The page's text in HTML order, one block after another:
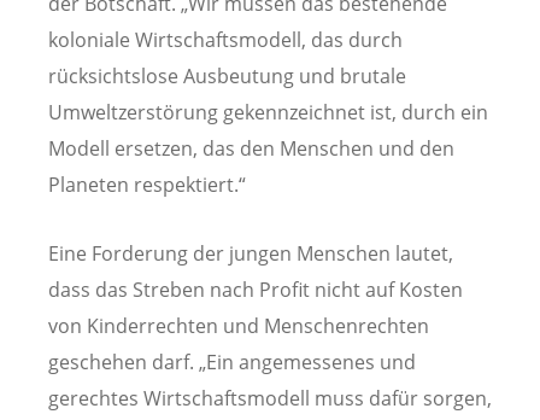
koloniale Wirtschaftsmodell, das durch
rücksichtslose Ausbeutung und brutale
Umweltzerstörung gekennzeichnet ist, durch ein
Modell ersetzen, das den Menschen und den
Planeten respektiert.“
Eine Forderung der jungen Menschen lautet,
dass das Streben nach Profit nicht auf Kosten
von Kinderrechten und Menschenrechten
geschehen darf. „Ein angemessenes und
gerechtes Wirtschaftsmodell muss dafür sorgen,